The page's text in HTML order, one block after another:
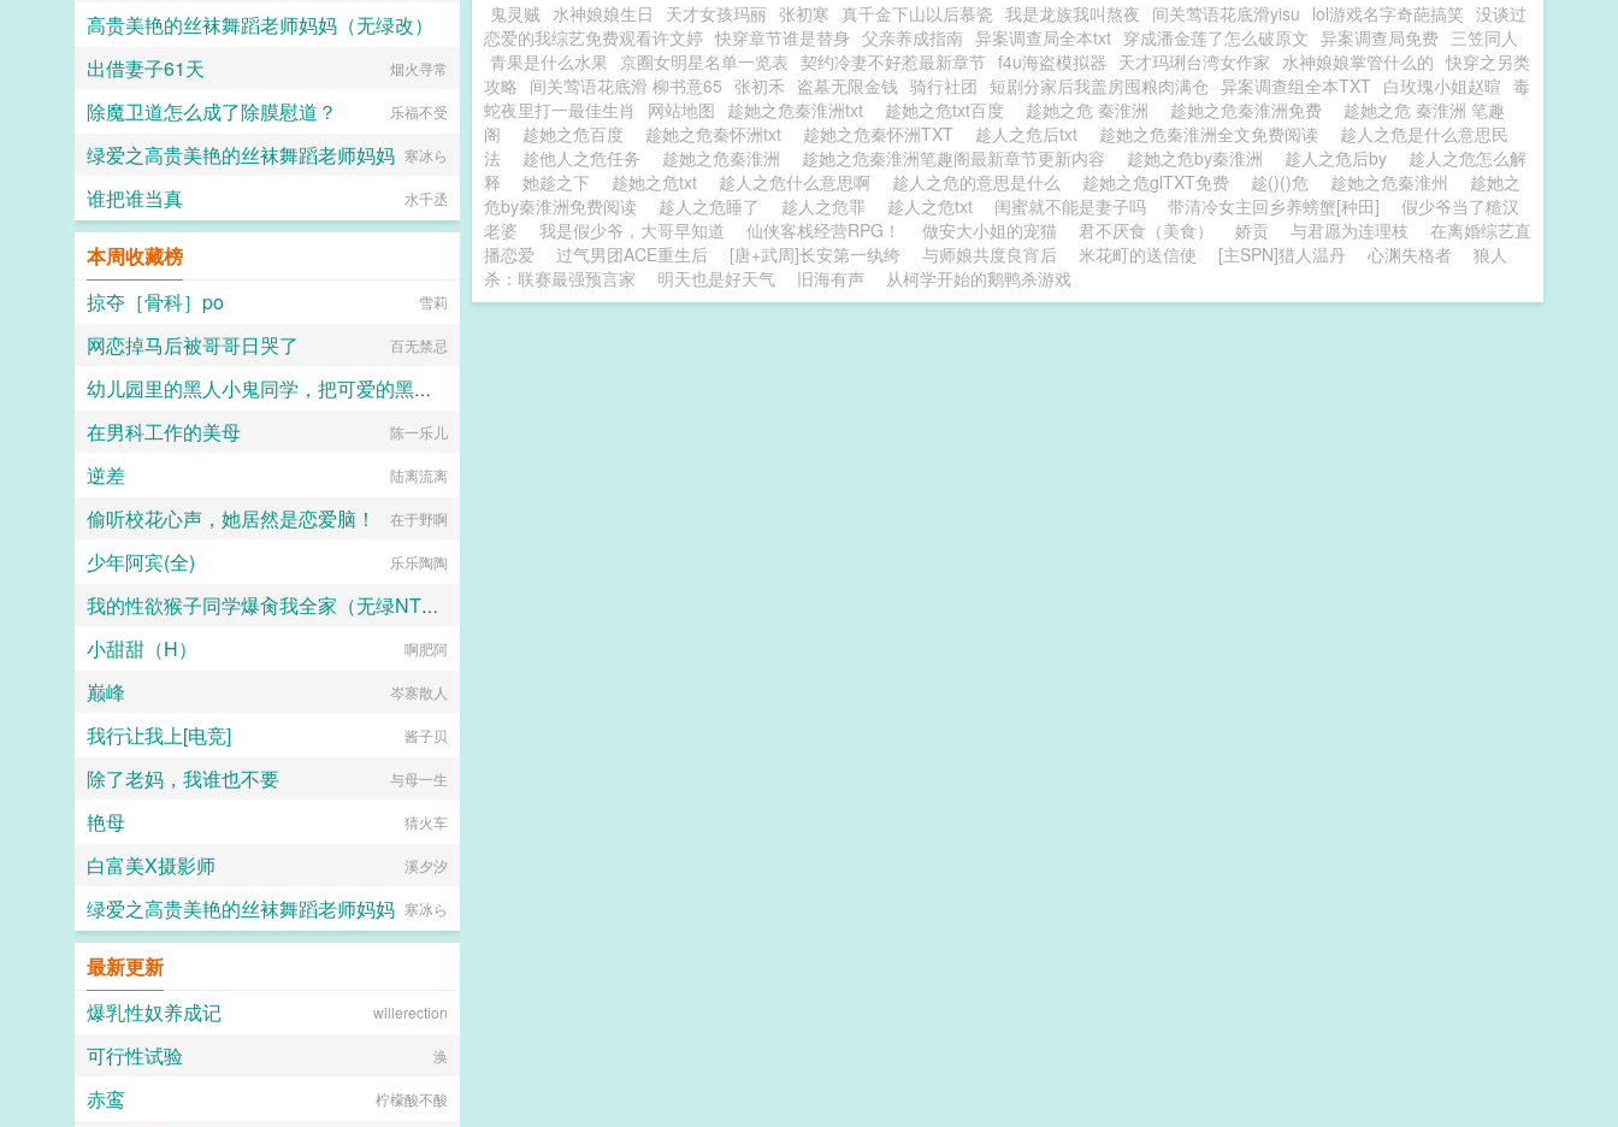
鬼灵贼 水神娘娘生日 天才女孩玛丽 张初寒 真千金下山以后慕瓷 我是龙族我叫熬夜 间关莺语花底滑yisu lol游戏名字奇葩搞笑 没谈过
恋爱的我综艺免费观看许文婷 快穿章节谁是替身 父亲养成指南 异案调查局全本txt 穿成潘金莲了怎么破原文 异案调查局免费 三笠同人
青果是什么水果 京圈女明星名单一览表 契约冷妻不好惹最新章节 f4u海盗模拟器 天才玛琍台湾女作家 水神娘娘掌管什么的 快穿之另类
攻略 间关莺语花底滑 柳书意65 张初禾 盗墓无限金钱 骑行社团 短剧分家后我盖房囤粮肉满仓 异案调查组全本TXT 白玫瑰小姐赵暄 毒
蛇夜里打一最佳生肖
网站地图 趁她之危秦淮洲txt 趁她之危txt百度 趁她之危 秦淮洲 趁她之危秦淮洲免费
趁她之危 秦淮洲 笔趣
阁
趁她之危百度 趁她之危秦怀洲txt 趁她之危秦怀洲TXT 趁人之危后txt 趁她之危秦淮洲全文免费阅读
趁人之危是什么意思民
法
趁他人之危任务 趁她之危秦淮洲 趁她之危秦淮洲笔趣阁最新章节更新内容 趁她之危by秦淮洲 趁人之危后by
趁人之危怎么解
释
她趁之下 趁她之危txt 趁人之危什么意思啊 趁人之危的意思是什么 趁她之危glTXT免费 趁()()危 趁她之危秦淮州
趁她之
危by秦淮洲免费阅读
趁人之危睡了 趁人之危罪 趁人之危txt 闺蜜就不能是妻子吗 带清冷女主回乡养螃蟹[种田]
假少爷当了糙汉
老婆
我是假少爷，大哥早知道 仙侠客栈经营RPG！ 做安大小姐的宠猫 君不厌食（美食） 娇贡 与君愿为连理枝
在离婚综艺直
播恋爱
过气男团ACE重生后 [唐+武周]长安第一纨绔 与师娘共度良宵后 米花町的送信使 [主SPN]猎人温丹 心渊失格者
狼人
杀：联赛最强预言家
明天也是好天气 旧海有声 从柯学开始的鹅鸭杀游戏
高贵美艳的丝袜舞蹈老师妈妈（无绿改）
江南大刀2012
出借妻子61天 烟火寻常
除魔卫道怎么成了除膜慰道？ 乐福不受
绿爱之高贵美艳的丝袜舞蹈老师妈妈 寒冰ら
谁把谁当真 水千丞
本周收藏榜
掠夺［骨科］po
雪莉
网恋掉马后被哥哥日哭了 百无禁忌
幼儿园里的黑人小鬼同学，把可爱的黑丝吊带肥臀妈妈爆插到恶堕叫爹！（无绿改）
珍稀木种塞林木
在男科工作的美母 陈一乐儿
逆差 陆离流离
偷听校花心声，她居然是恋爱脑！ 在于野啊
少年阿宾(全) 乐乐陶陶
我的性欲猴子同学爆肏我全家（无绿NTL改）
佚名
小甜甜（H） 啊肥阿
巅峰 岑寨散人
我行让我上[电竞] 酱子贝
除了老妈，我谁也不要 与母一生
艳母 猜火车
白富美X摄影师 溪夕汐
绿爱之高贵美艳的丝袜舞蹈老师妈妈 寒冰ら
最新更新
爆乳性奴养成记
willerection
可行性试验 涣
赤鸾 柠檬酸不酸